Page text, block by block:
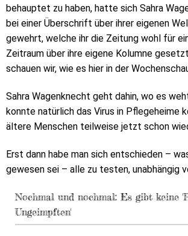
behauptet zu haben, hatte sich Sahra
bei einer Überschrift über ihrer eigenen
gewehrt, welche ihr die Zeitung wohl für
Zeitraum über ihre eigene Kolumne
schauen wir, wie es hier in der
Sahra Wagenknecht geht dahin, wo es
konnte natürlich das Virus in Pflegeheime
ältere Menschen teilweise jetzt schon
Erst dann habe man sich entschieden –
gewesen sei – alle zu testen, unabhängig
Nochmal und nochmal: Es gibt keine
Ungeimpften'